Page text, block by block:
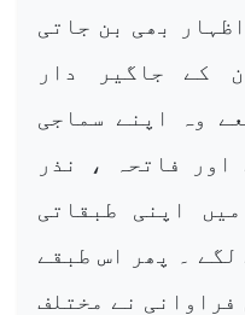
بھی بن جاتی
کے جاگیر دار
وہ اپنے سماجی
فاتحہ ، نذر
اپنی طبقاتی
لگے ۔ پھر اس طبقے
فراوانی نے مختلف